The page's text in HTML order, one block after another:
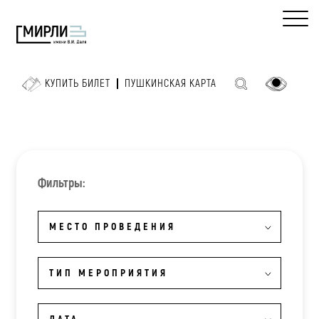
КУПИТЬ БИЛЕТ ПУШКИНСКАЯ КАРТА
Фильтры:
МЕСТО ПРОВЕДЕНИЯ
ТИП МЕРОПРИЯТИЯ